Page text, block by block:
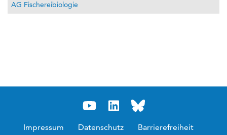
AG Fischereibiologie
Impressum Datenschutz
Barrierefreiheit